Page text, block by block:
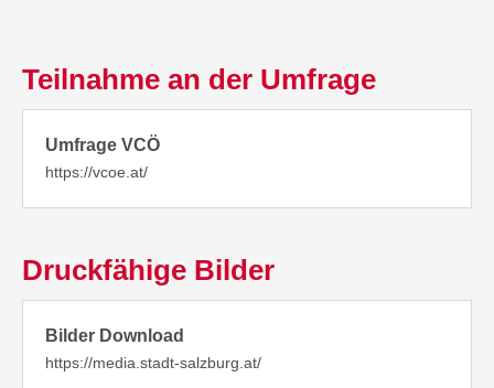
Teilnahme an der Umfrage
Umfrage VCÖ
https://vcoe.at/
Druckfähige Bilder
Bilder Download
https://media.stadt-salzburg.at/